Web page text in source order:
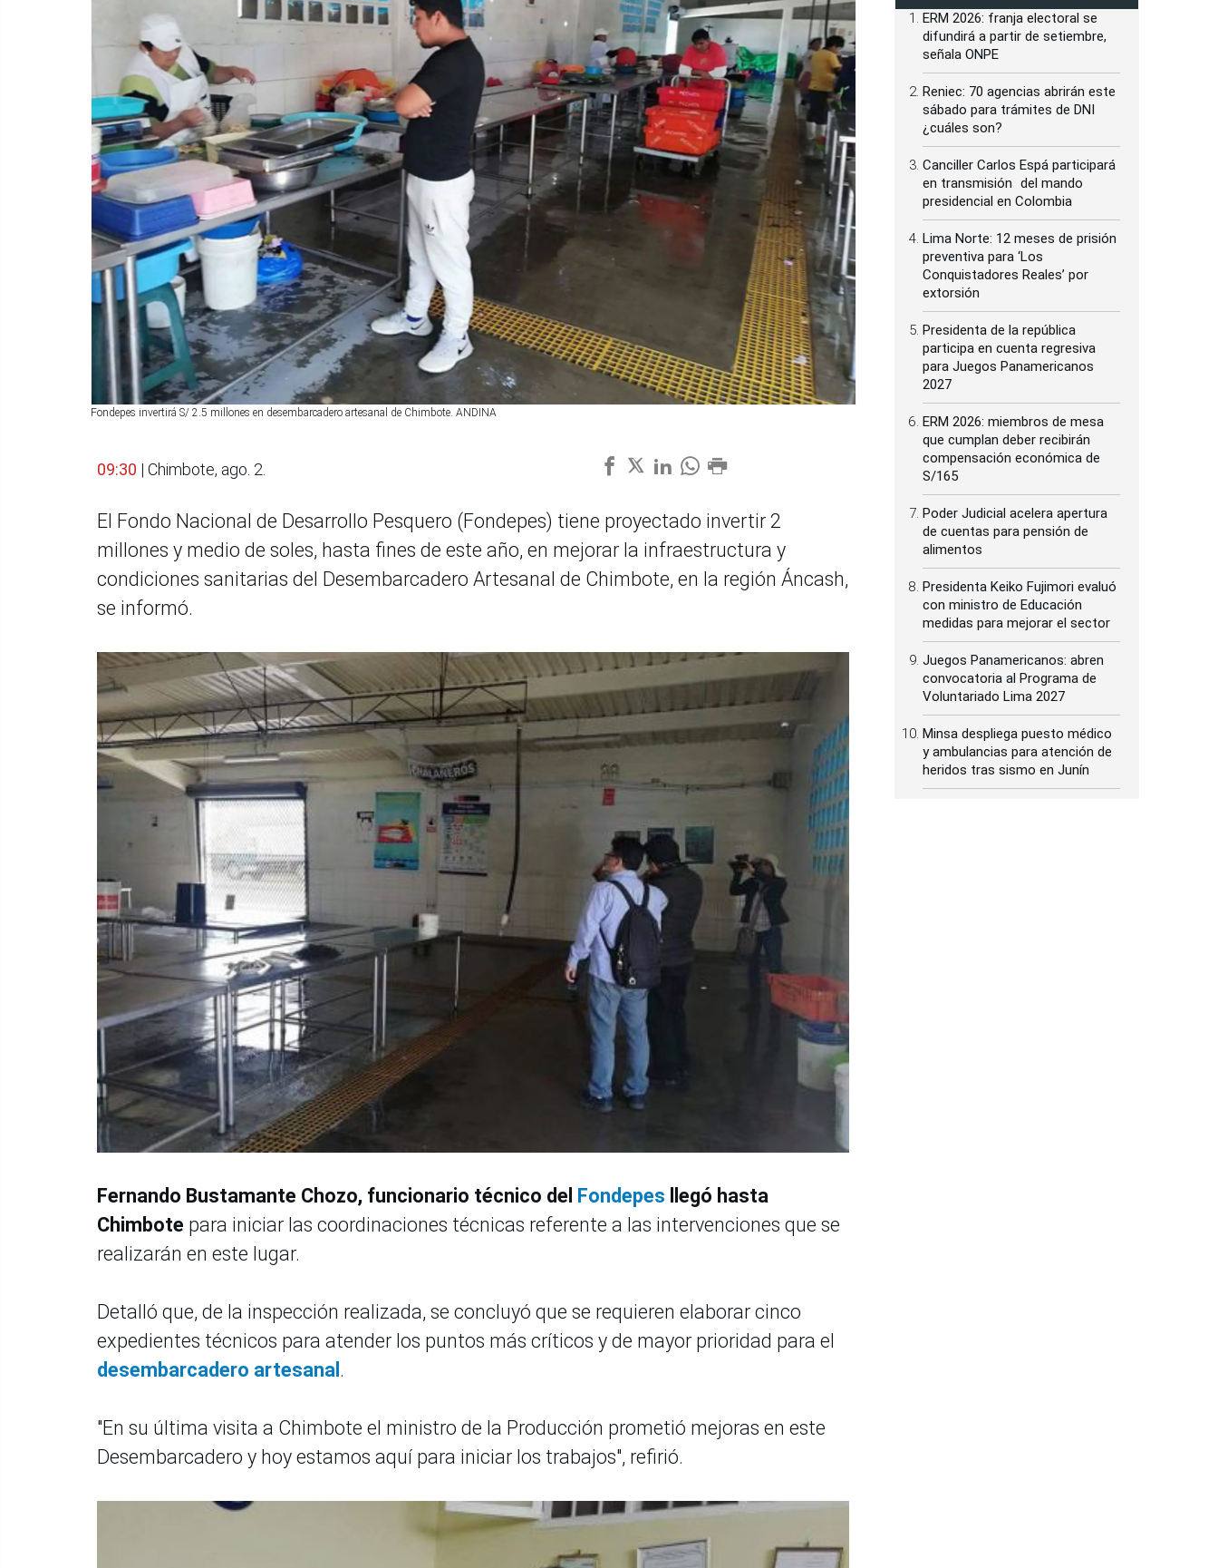
Fondepes invertirá S/ 2.5 millones en desembarcadero artesanal de Chimbote. ANDINA
09:30 | Chimbote, ago. 2.
El Fondo Nacional de Desarrollo Pesquero (Fondepes) tiene proyectado invertir 2
millones y medio de soles, hasta fines de este año, en mejorar la infraestructura y
condiciones sanitarias del Desembarcadero Artesanal de Chimbote, en la región Áncash,
se informó.
Fernando Bustamante Chozo, funcionario técnico del Fondepes llegó hasta
Chimbote para iniciar las coordinaciones técnicas referente a las intervenciones que se
realizarán en este lugar.
Detalló que, de la inspección realizada, se concluyó que se requieren elaborar cinco
expedientes técnicos para atender los puntos más críticos y de mayor prioridad para el
desembarcadero artesanal .
"En su última visita a Chimbote el ministro de la Producción prometió mejoras en este
Desembarcadero y hoy estamos aquí para iniciar los trabajos", refirió.
ERM 2026: franja electoral se
difundirá a partir de setiembre,
señala ONPE
Reniec: 70 agencias abrirán este
sábado para trámites de DNI
¿cuáles son?
Canciller Carlos Espá participará
en transmisión del mando
presidencial en Colombia
Lima Norte: 12 meses de prisión
preventiva para ‘Los
Conquistadores Reales’ por
extorsión
Presidenta de la república
participa en cuenta regresiva
para Juegos Panamericanos
2027
ERM 2026: miembros de mesa
que cumplan deber recibirán
compensación económica de
S/165
Poder Judicial acelera apertura
de cuentas para pensión de
alimentos
Presidenta Keiko Fujimori evaluó
con ministro de Educación
medidas para mejorar el sector
Juegos Panamericanos: abren
convocatoria al Programa de
Voluntariado Lima 2027
Minsa despliega puesto médico
y ambulancias para atención de
heridos tras sismo en Junín